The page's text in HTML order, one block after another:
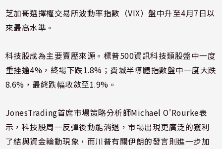
芝加哥選擇權交易所波動率指數（VIX）盤中升至4月7日以
來最高水準。
科技股成為主要賣壓來源。標普500資訊科技類股盤中一度
重挫逾4%，終場下跌1.8%；費城半導體指數盤中一度大跌
8.6%，最終跌幅收斂至1.9%。
JonesTrading首席市場策略分析師Michael O'Rourke表
示，科技股周一反彈後動能消退，市場出現更廣泛的獲利
了結與資金輪動現象，而川普有關伊朗的發言則進一步加